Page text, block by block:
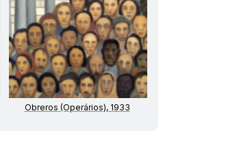
Obreros (Operários), 1933